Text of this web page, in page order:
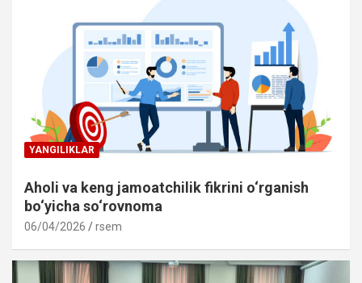
YANGILIKLAR
Aholi va keng jamoatchilik fikrini o‘rganish
bo‘yicha so‘rovnoma
06/04/2026 rsem